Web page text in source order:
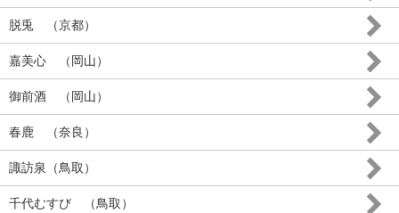
脱兎 （京都）
嘉美心 （岡山）
御前酒 （岡山）
春鹿 （奈良）
諏訪泉（鳥取）
千代むすび （鳥取）